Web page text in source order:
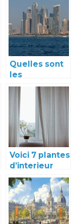
camping ?
Quelles sont
les
différentes
activités à
faire à Dubaï
Voici 7 plantes
d’interieur
porte-
bonheur